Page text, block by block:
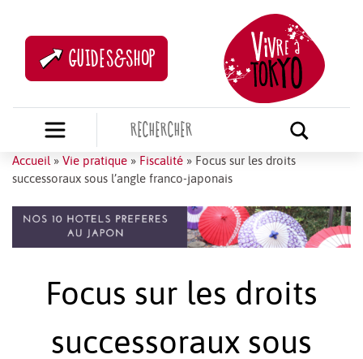
GUIDES&SHOP
Accueil » Vie pratique » Fiscalité » Focus sur les droits
successoraux sous l’angle franco-japonais
Focus sur les droits
successoraux sous